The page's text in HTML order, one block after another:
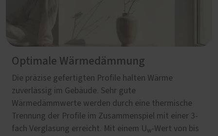
Optimale Wärmedämmung
Die präzise gefertigten Profile halten Wärme
zuverlässig im Gebäude. Sehr gute
Wärmedämmwerte werden durch eine thermische
Trennung der Profile im Zusammenspiel mit einer 3-
fach Verglasung erreicht. Mit einem U w‑Wert von bis